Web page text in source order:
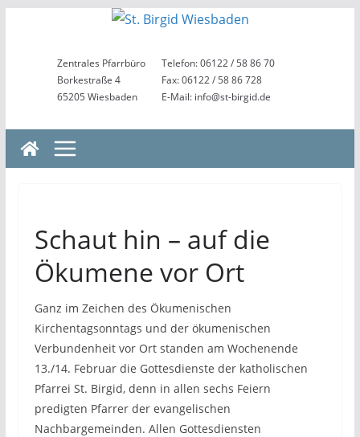
springenZentrales Pfarrbüro
Borkestraße 4
65205 Wiesbaden
Telefon: 06122 / 58 86 70
Fax: 06122 / 58 86 728
E-Mail: info@st-birgid.de
Schaut hin – auf die
Ökumene vor Ort
Ganz im Zeichen des Ökumenischen
Kirchentagsonntags und der ökumenischen
Verbundenheit vor Ort standen am Wochenende
13./14. Februar die Gottesdienste der katholischen
Pfarrei St. Birgid, denn in allen sechs Feiern
predigten Pfarrer der evangelischen
Nachbargemeinden. Allen Gottesdiensten